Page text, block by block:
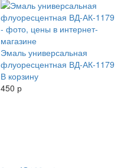
Эмаль универсальная
флуоресцентная ВД-АК-1179
В корзину
450 р